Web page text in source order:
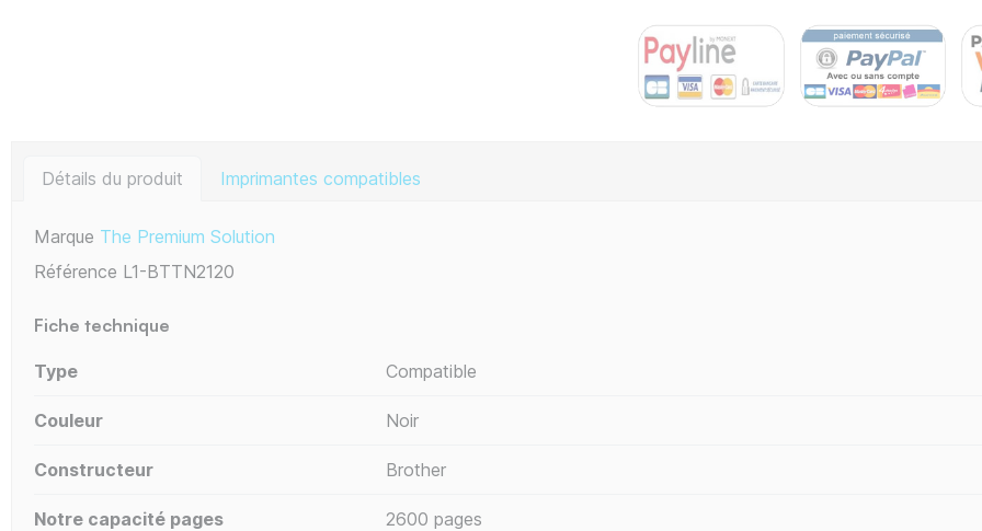
Détails du produit Imprimantes compatibles
Marque The Premium Solution
Référence L1-BTTN2120
Fiche technique
Type Compatible
Couleur Noir
Constructeur Brother
Notre capacité pages 2600 pages